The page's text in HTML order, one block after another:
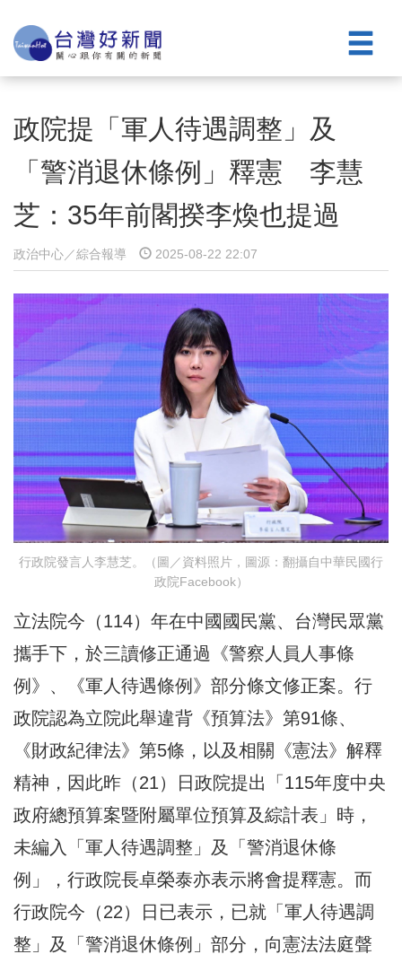
政院提「軍人待遇調整」及
「警消退休條例」釋憲 李慧
芝：35年前閣揆李煥也提過
政治中心／綜合報導 2025-08-22 22:07
行政院發言人李慧芝。（圖／資料照片，圖源：翻攝自中華民國行
政院Facebook）
立法院今（114）年在中國國民黨、台灣民眾黨
攜手下，於三讀修正通過《警察人員人事條
例》、《軍人待遇條例》部分條文修正案。行
政院認為立院此舉違背《預算法》第91條、
《財政紀律法》第5條，以及相關《憲法》解釋
精神，因此昨（21）日政院提出「115年度中央
政府總預算案暨附屬單位預算及綜計表」時，
未編入「軍人待遇調整」及「警消退休條
例」，行政院長卓榮泰亦表示將會提釋憲。而
行政院今（22）日已表示，已就「軍人待遇調
整」及「警消退休條例」部分，向憲法法庭聲